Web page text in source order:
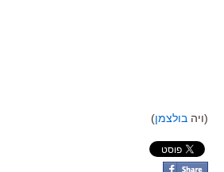
(ויה בולצמן)